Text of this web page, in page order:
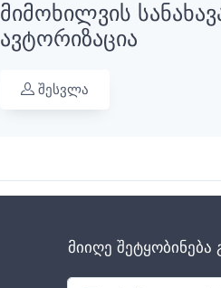
მიმოხილვის
ავტორიზაცია
შესვლა
მიიღე შეტყობინება